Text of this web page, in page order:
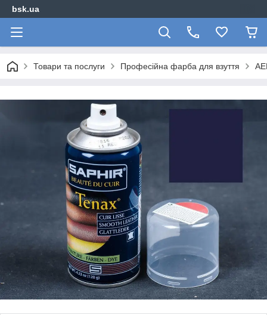
bsk.ua
Товари та послуги Професійна фарба для взуття